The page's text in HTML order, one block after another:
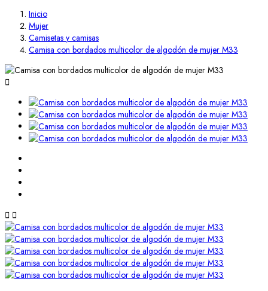
Inicio
Mujer
Camisetas y camisas
Camisa con bordados multicolor de algodón de mujer M33

 